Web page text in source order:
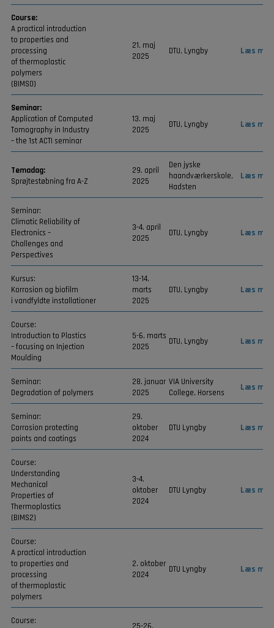
Course:
A practical introduction
to properties and
processing
of thermoplastic
polymers
(BIMS0)
21. maj
2025
DTU, Lyngby Læs
Seminar:
Application of Computed
Tomography in Industry
– the 1st ACTI seminar
13. maj
2025
DTU, Lyngby Læs
Temadag:
Sprøjtestøbning fra A-Z
29. april
2025
Den jyske
haandværkerskole,
Hadsten
Læs
Seminar:
Climatic Reliability of
Electronics –
Challenges and
Perspectives
3-4. april
2025
DTU, Lyngby Læs
Kursus:
Korrosion og biofilm
i vandfyldte installationer
13-14.
marts
2025
DTU, Lyngby Læs
Course:
Introduction to Plastics
– focusing on Injection
Moulding
5-6. marts
2025
DTU, Lyngby Læs
Seminar:
Degradation of polymers
28. januar
2025
VIA University
College, Horsens
Læs
Seminar:
Corrosion protecting
paints and coatings
29.
oktober
2024
DTU Lyngby Læs
Course:
Understanding
Mechanical
Properties of
Thermoplastics
(BIMS2)
3-4.
oktober
2024
DTU Lyngby Læs
Course:
A practical introduction
to properties and
processing
of thermoplastic
polymers
2. oktober
2024
DTU Lyngby Læs
Course: